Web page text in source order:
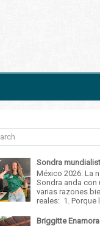
Sondra
México 2026: La
Sondra anda con
varias razones
reales: 1. Porque
Briggitte